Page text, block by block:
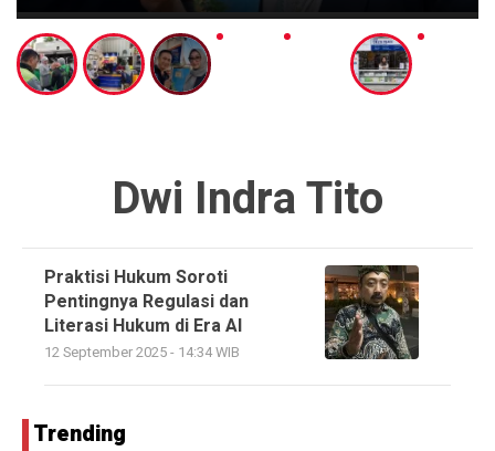
Dwi Indra Tito
Praktisi Hukum Soroti
Pentingnya Regulasi dan
Literasi Hukum di Era AI
12 September 2025 - 14:34 WIB
Trending